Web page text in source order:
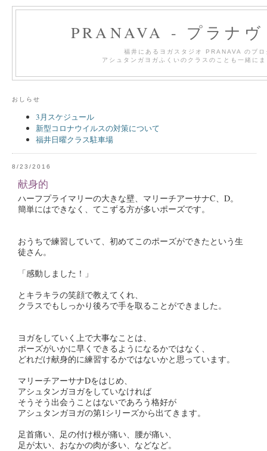
PRANAVA - プラナ
福井にあるヨガスタジオ PRANAVA のブロ
アシュタンガヨガふくいのクラスのことも一緒に
おしらせ
3月スケジュール
新型コロナウイルスの対策について
福井日曜クラス駐車場
8/23/2016
献身的
ハーフプライマリーの大きな壁、マリーチアーサナC、D。
簡単にはできなく、てこずる方が多いポーズです。
おうちで練習していて、初めてこのポーズができたという生
徒さん。
「感動しました！」
とキラキラの笑顔で教えてくれ、
クラスでもしっかり後ろで手を取ることができました。
ヨガをしていく上で大事なことは、
ポーズがいかに早くできるようになるかではなく、
どれだけ献身的に練習するかではないかと思っています。
マリーチアーサナDをはじめ、
アシュタンガヨガをしていなければ
そうそう出会うことはないであろう格好が
アシュタンガヨガの第1シリーズから出てきます。
足首痛い、足の付け根が痛い、腰が痛い、
足が太い、おなかの肉が多い、などなど。